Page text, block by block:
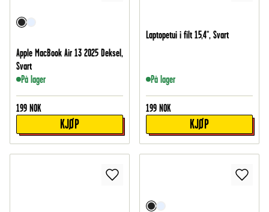
Apple MacBook Air 13 2025 Deksel,
Svart
På lager
199 NOK
KJØP
Laptopetui i filt 15,4", Svart
På lager
199 NOK
KJØP